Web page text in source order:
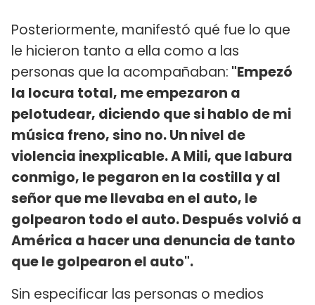
Posteriormente, manifestó qué fue lo que
le hicieron tanto a ella como a las
personas que la acompañaban: "Empezó
la locura total, me empezaron a
pelotudear, diciendo que si hablo de mi
música freno, sino no. Un nivel de
violencia inexplicable. A Mili, que labura
conmigo, le pegaron en la costilla y al
señor que me llevaba en el auto, le
golpearon todo el auto. Después volvió a
América a hacer una denuncia de tanto
que le golpearon el auto".
Sin especificar las personas o medios